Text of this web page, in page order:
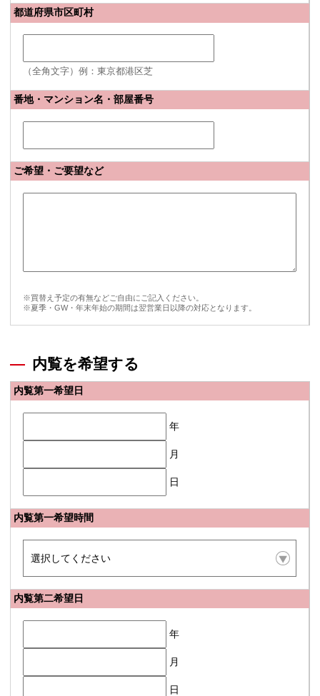
都道府県市区町村
（全角文字）例：東京都港区芝
番地・マンション名・部屋番号
ご希望・ご要望など
※買替え予定の有無などご自由にご記入ください。
※夏季・GW・年末年始の期間は翌営業日以降の対応となります。
内覧を希望する
内覧第一希望日
年
月
日
内覧第一希望時間
内覧第二希望日
年
月
日